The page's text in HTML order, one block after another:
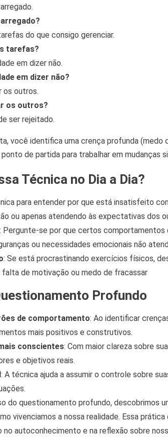
do que consigo gerenciar.
tarefas?
em dizer não.
em dizer não?
os outros.
os outros?
ser rejeitado.
você identifica uma crença profunda (medo
de partida para trabalhar em mudanças
Técnica no Dia a Dia?
para entender por que está insatisfeito
ou apenas atendendo às expectativas dos
: Pergunte-se por que certos
ou necessidades emocionais não
: Se está procrastinando exercícios físicos,
falta de motivação ou medo de fracassar
Profundo
de comportamento: Ao identificar
mais positivos e construtivos.
conscientes: Com maior clareza sobre
e objetivos reais.
: A técnica ajuda a assumir o controle sobre
do questionamento profundo, descobrimos
vivenciamos a nossa realidade. Essa
no autoconhecimento e na reflexão sobre